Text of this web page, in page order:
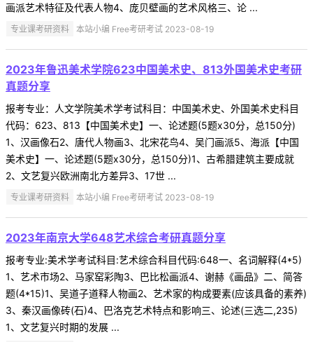
画派艺术特征及代表人物4、庞贝壁画的艺术风格三、论 ...
专业课考研资料 本站小编 Free考研考试 2023-08-19
2023年鲁迅美术学院623中国美术史、813外国美术史考研
真题分享
报考专业：人文学院美术学考试科目：中国美术史、外国美术史科目
代码：623、813【中国美术史】一、论述题(5题x30分，总150分)
1、汉画像石2、唐代人物画3、北宋花鸟4、吴门画派5、海派【中国
美术史】一、论述题(5题x30分，总150分)1、古希腊建筑主要成就
2、文艺复兴欧洲南北方差异3、17世 ...
专业课考研资料 本站小编 Free考研考试 2023-08-19
2023年南京大学648艺术综合考研真题分享
报考专业:美术学考试科目:艺术综合科目代码:648一、名词解释(4*5)
1、艺术市场2、马家窑彩陶3、巴比松画派4、谢赫《画品》二、简答
题(4*15)1、吴道子道释人物画2、艺术家的构成要素(应该具备的素养)
3、秦汉画像砖(石)4、巴洛克艺术特点和影响三、论述(三选二,235)
1、文艺复兴时期的发展 ...